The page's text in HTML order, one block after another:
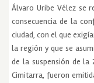
Álvaro Uribe Vélez se
consecuencia de la
ciudad, con el que
la región y que se
de la suspensión de la
Cimitarra, fueron